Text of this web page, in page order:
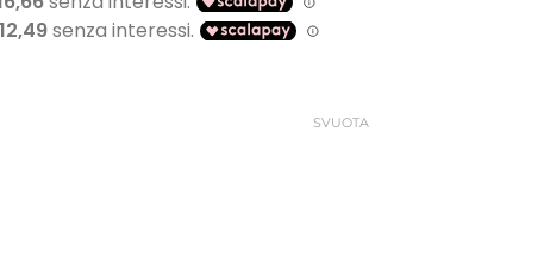
originale
era:
attuale
è:
SVUOTA